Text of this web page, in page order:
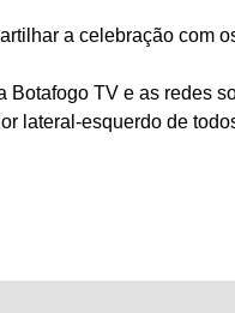
a celebração com
TV e as redes
lateral-esquerdo de